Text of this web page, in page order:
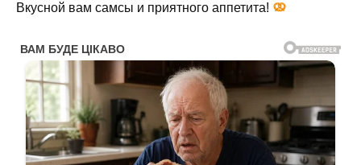
Вкусной вам самсы и приятного аппетита!